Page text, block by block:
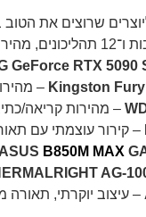
שרוצים את הטוב
–
– מהירות קריאה/
– קירור עוצמתי עם
B850M MAX
– עיצוב יוקרתי, תאורה